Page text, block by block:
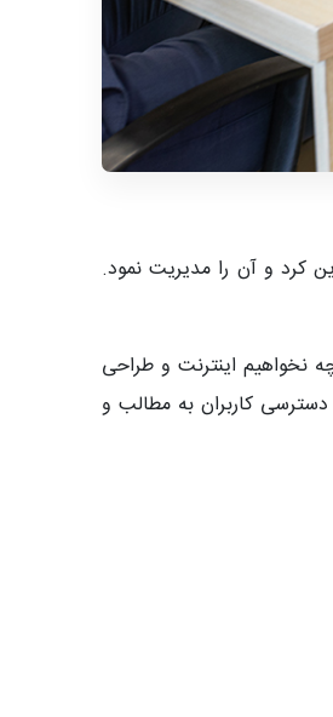
کرد و آن را مدیریت نمود.
نخواهیم اینترنت و طراحی
کاربران به مطالب و